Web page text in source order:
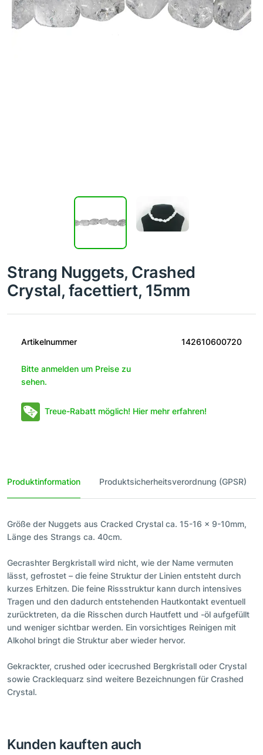
Strang Nuggets, Crashed
Crystal, facettiert, 15mm
Artikelnummer 142610600720
Bitte anmelden um Preise zu
sehen.
Treue-Rabatt möglich! Hier mehr erfahren!
Produktinformation Produktsicherheitsverordnung (GPSR)
Größe der Nuggets aus Cracked Crystal ca. 15-16 x 9-10mm,
Länge des Strangs ca. 40cm.
Gecrashter Bergkristall wird nicht, wie der Name vermuten
lässt, gefrostet – die feine Struktur der Linien entsteht durch
kurzes Erhitzen. Die feine Rissstruktur kann durch intensives
Tragen und den dadurch entstehenden Hautkontakt eventuell
zurücktreten, da die Risschen durch Hautfett und -öl aufgefüllt
und weniger sichtbar werden. Ein vorsichtiges Reinigen mit
Alkohol bringt die Struktur aber wieder hervor.
Gekrackter, crushed oder icecrushed Bergkristall oder Crystal
sowie Cracklequarz sind weitere Bezeichnungen für Crashed
Crystal.
Kunden kauften auch